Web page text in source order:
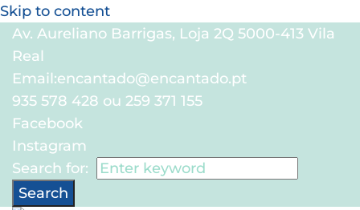
Skip to content
Av. Aureliano Barrigas, Loja 2Q 5000-413 Vila
Real
Email:encantado@encantado.pt
935 578 428 ou 259 371 155
Facebook
Instagram
Search for:
Search